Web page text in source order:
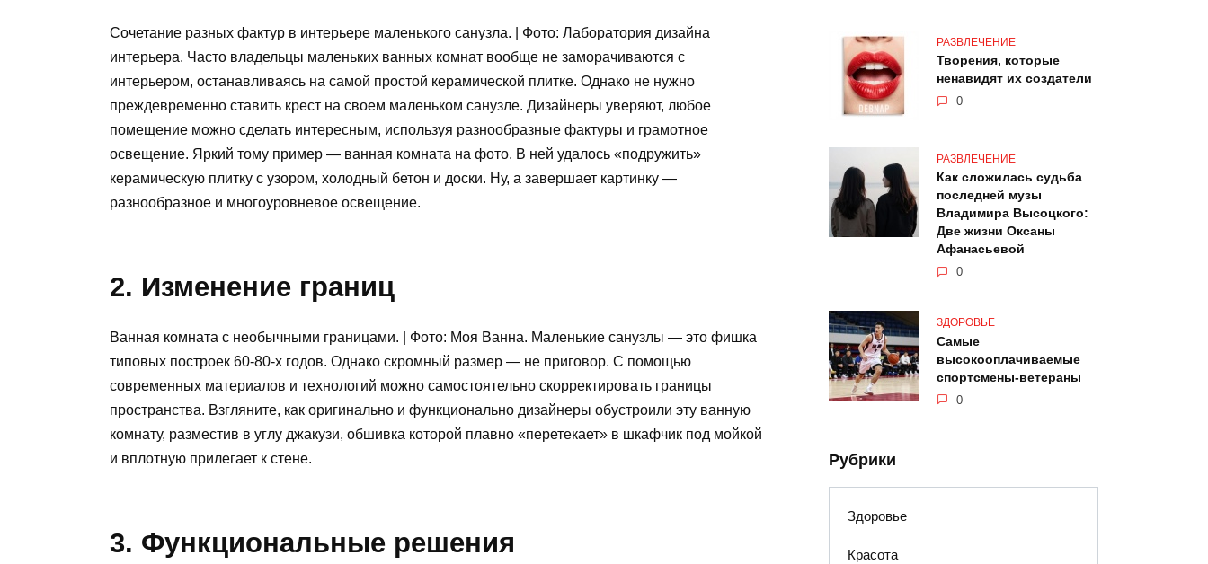
Сочетание разных фактур в интерьере маленького санузла. | Фото: Лаборатория дизайна
интерьера. Часто владельцы маленьких ванных комнат вообще не заморачиваются с
интерьером, останавливаясь на самой простой керамической плитке. Однако не нужно
преждевременно ставить крест на своем маленьком санузле. Дизайнеры уверяют, любое
помещение можно сделать интересным, используя разнообразные фактуры и грамотное
освещение. Яркий тому пример — ванная комната на фото. В ней удалось «подружить»
керамическую плитку с узором, холодный бетон и доски. Ну, а завершает картинку —
разнообразное и многоуровневое освещение.
2. Изменение границ
Ванная комната с необычными границами. | Фото: Моя Ванна. Маленькие санузлы — это фишка
типовых построек 60-80-х годов. Однако скромный размер — не приговор. С помощью
современных материалов и технологий можно самостоятельно скорректировать границы
пространства. Взгляните, как оригинально и функционально дизайнеры обустроили эту ванную
комнату, разместив в углу джакузи, обшивка которой плавно «перетекает» в шкафчик под мойкой
и вплотную прилегает к стене.
3. Функциональные решения
РАЗВЛЕЧЕНИЕ
Творения, которые
ненавидят их создатели
0
РАЗВЛЕЧЕНИЕ
Как сложилась судьба
последней музы
Владимира Высоцкого:
Две жизни Оксаны
Афанасьевой
0
ЗДОРОВЬЕ
Самые
высокооплачиваемые
спортсмены-ветераны
0
Рубрики
Здоровье
Красота